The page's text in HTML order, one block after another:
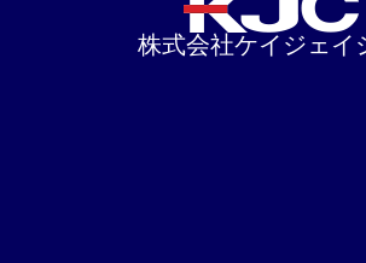
株式会社ケイジェイ